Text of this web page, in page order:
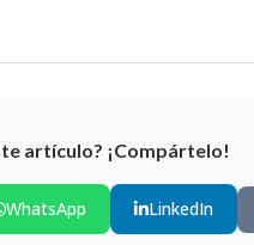
artículo? ¡Compártelo!
WhatsApp LinkedIn